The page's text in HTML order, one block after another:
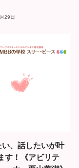
29日
、話したいが叶
す！《アビリテ